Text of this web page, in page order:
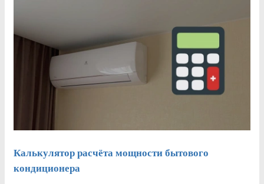
Калькулятор расчёта мощности бытового
кондиционера